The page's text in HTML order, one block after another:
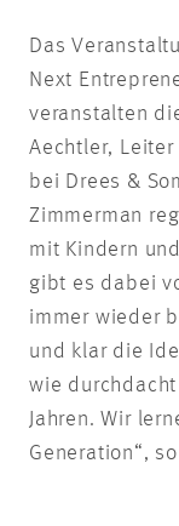
Das
Next
veranstalten
Aechtler, Leiter
bei Drees &
Zimmerman
mit Kindern
gibt es dabei
immer wieder
und klar die
wie
Jahren. Wir
Generation“,